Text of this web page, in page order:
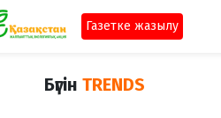
Газетке жазылу
Бүгін TRENDS